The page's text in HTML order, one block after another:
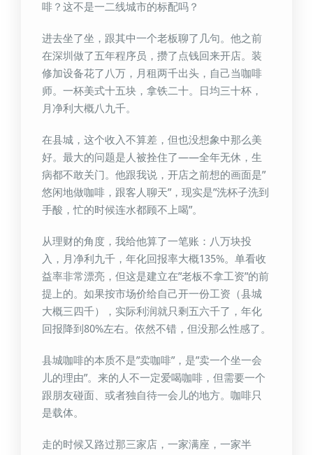
啡？这不是一二线城市的标配吗？
进去坐了坐，跟其中一个老板聊了几句。他之前
在深圳做了五年程序员，攒了点钱回来开店。装
修加设备花了八万，月租两千出头，自己当咖啡
师。一杯美式十五块，拿铁二十。日均三十杯，
月净利大概八九千。
在县城，这个收入不算差，但也没想象中那么美
好。最大的问题是人被拴住了——全年无休，生
病都不敢关门。他跟我说，开店之前想的画面是”
悠闲地做咖啡，跟客人聊天”，现实是”洗杯子洗到
手酸，忙的时候连水都顾不上喝”。
从理财的角度，我给他算了一笔账：八万块投
入，月净利九千，年化回报率大概135%。单看收
益率非常漂亮，但这是建立在”老板不拿工资”的前
提上的。如果按市场价给自己开一份工资（县城
大概三四千），实际利润就只剩五六千了，年化
回报降到80%左右。依然不错，但没那么性感了。
县城咖啡的本质不是”卖咖啡”，是”卖一个坐一会
儿的理由”。来的人不一定爱喝咖啡，但需要一个
跟朋友碰面、或者独自待一会儿的地方。咖啡只
是载体。
走的时候又路过那三家店，一家满座，一家半